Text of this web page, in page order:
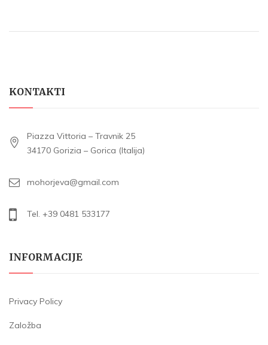
KONTAKTI
Piazza Vittoria – Travnik 25
34170 Gorizia – Gorica (Italija)
mohorjeva@gmail.com
Tel. +39 0481 533177
INFORMACIJE
Privacy Policy
Založba